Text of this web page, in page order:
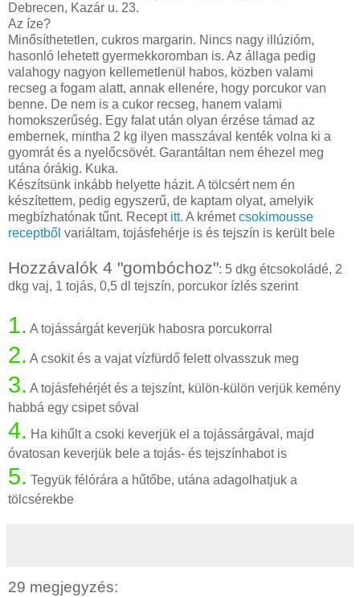
Debrecen, Kazár u. 23.
Az íze?
Minősíthetetlen, cukros margarin. Nincs nagy illúzióm,
hasonló lehetett gyermekkoromban is. Az állaga pedig
valahogy nagyon kellemetlenül habos, közben valami
recseg a fogam alatt, annak ellenére, hogy porcukor van
benne. De nem is a cukor recseg, hanem valami
homokszerűség. Egy falat után olyan érzése támad az
embernek, mintha 2 kg ilyen masszával kenték volna ki a
gyomrát és a nyelőcsövét. Garantáltan nem éhezel meg
utána órákig. Kuka.
Készítsünk inkább helyette házit. A tölcsért nem én
készítettem, pedig egyszerű, de kaptam olyat, amelyik
megbízhatónak tűnt. Recept itt. A krémetcsokimousse
receptből variáltam, tojásfehérje is és tejszín is került bele
Hozzávalók 4 "gombóchoz": 5 dkg étcsokoládé, 2
dkg vaj, 1 tojás, 0,5 dl tejszín, porcukor ízlés szerint
1. A tojássárgát keverjük habosra porcukorral
2. A csokit és a vajat vízfürdő felett olvasszuk meg
3. A tojásfehérjét és a tejszínt, külön-külön verjük kemény
habbá egy csipet sóval
4. Ha kihűlt a csoki keverjük el a tojássárgával, majd
óvatosan keverjük bele a tojás- és tejszínhabot is
5. Tegyük félórára a hűtőbe, utána adagolhatjuk a
tölcsérekbe
29 megjegyzés: